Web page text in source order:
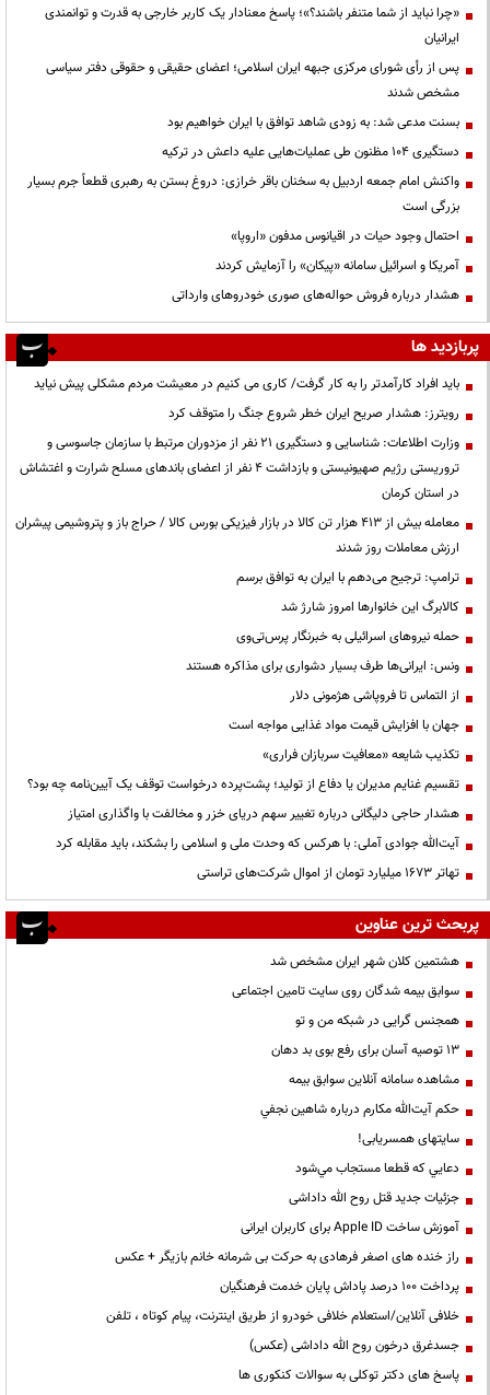
«چرا نباید از شما متنفر باشند؟»؛ پاسخ معنادار یک کاربر خارجی به قدرت و توانمندی
ایرانیان
پس از رأی شورای مرکزی جبهه ایران اسلامی؛ اعضای حقیقی و حقوقی دفتر سیاسی
مشخص شدند
بسنت مدعی شد: به زودی شاهد توافق با ایران خواهیم بود
دستگیری ۱۰۴ مظنون طی عملیات‌هایی علیه داعش در ترکیه
واکنش امام جمعه اردبیل به سخنان باقر خرازی: دروغ بستن به رهبری قطعاً جرم بسیار
بزرگی است
احتمال وجود حیات در اقیانوس مدفون «اروپا»
آمریکا و اسرائیل سامانه «پیکان» را آزمایش کردند
هشدار درباره فروش حواله‌های صوری خودروهای وارداتی
پربازدید ها
باید افراد کارآمدتر را به کار گرفت/ کاری می کنیم در معیشت مردم مشکلی پیش نیاید
رویترز: هشدار صریح ایران خطر شروع جنگ را متوقف کرد
وزارت اطلاعات: شناسایی و دستگیری ۲۱ نفر از مزدوران مرتبط با سازمان جاسوسی و
تروریستی رژیم صهیونیستی و بازداشت ۴ نفر از اعضای باندهای مسلح شرارت و اغتشاش
در استان کرمان
معامله بیش از ۴۱۳ هزار تن کالا در بازار فیزیکی بورس کالا / حراج باز و پتروشیمی پیشران
ارزش معاملات روز شدند
ترامپ: ترجیح می‌دهم با ایران به توافق برسم
کالابرگ این خانوارها امروز شارژ شد
حمله نیروهای اسرائیلی به خبرنگار پرس‌تی‌وی
ونس: ایرانی‌ها طرف بسیار دشواری برای مذاکره هستند
از التماس تا فروپاشی هژمونی دلار
جهان با افزایش قیمت مواد غذایی مواجه است
تکذیب شایعه «معافیت سربازان فراری»
تقسیم غنایم مدیران یا دفاع از تولید؛ پشت‌پرده درخواست توقف یک آیین‌نامه چه بود؟
هشدار حاجی دلیگانی درباره تغییر سهم دریای خزر و مخالفت با واگذاری امتیاز
آیت‌الله جوادی آملی: با هرکس که وحدت ملی و اسلامی را بشکند، باید مقابله کرد
تهاتر ۱۶۷۳ میلیارد تومان از اموال شرکت‌های تراستی
پربحث ترین عناوین
هشتمین کلان شهر ایران مشخص شد
سوابق بیمه شدگان روی سایت تامین اجتماعی
همجنس گرایی در شبکه من و تو
13 توصیه آسان برای رفع بوی بد دهان
مشاهده سامانه آنلاين سوابق بیمه
حكم آيت‌الله مكارم درباره شاهين نجفي
سایتهای همسریابی!
دعايي كه قطعا مستجاب مي‌شود
جزئیات جدید قتل روح الله داداشی
آموزش ساخت Apple ID برای کاربران ایرانی
راز خنده های اصغر فرهادی به حرکت بی شرمانه خانم بازیگر + عکس
پرداخت ۱۰۰ درصد پاداش پایان خدمت فرهنگیان
خلافی آنلاین/استعلام خلافی خودرو از طریق اینترنت، پیام کوتاه ، تلفن
جسدغرق درخون روح الله داداشی (عکس)
پاسخ های دکتر توکلی به سوالات کنکوری ها